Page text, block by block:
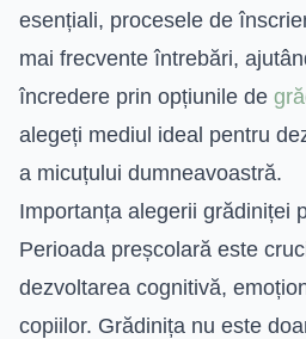
esențiali, procesele de
mai frecvente întrebări,
încredere prin opțiunile de
alegeți mediul ideal pentru
a micuțului dumneavoastră.
Importanța alegerii grădiniței
Perioada preșcolară este
dezvoltarea cognitivă,
copiilor. Grădinița nu este